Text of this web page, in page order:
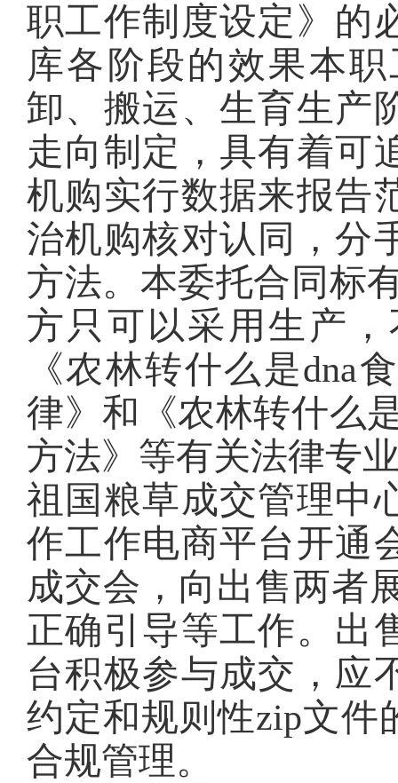
职工作制度设定》的
库各阶段的效果本
卸、搬运、生育生产
走向制定，具有着可
机购实行数据来报告
治机购核对认同，分
方法。本委托合同标
方只可以采用生产
《农林转什么是dna
律》和《农林转什么
方法》等有关法律专
祖国粮草成交管理中
作工作电商平台开通
成交会，向出售两者
正确引导等工作。出
台积极参与成交，应
约定和规则性zip文件
合规管理。